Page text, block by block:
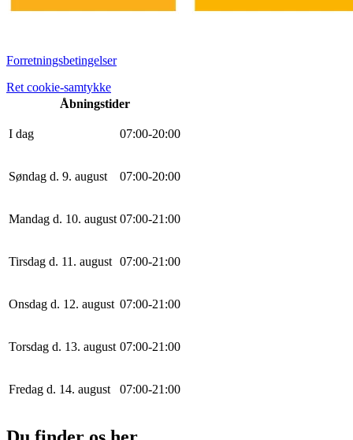
Forretningsbetingelser
Ret cookie-samtykke
Åbningstider
I dag 07:00-20:00
Søndag d. 9. august 07:00-20:00
Mandag d. 10. august 07:00-21 :00
Tirsdag d. 11. august 07:00-21 :00
Onsdag d. 12. august 07:00-21 :00
Torsdag d. 13. august 07:00-21 :00
Fredag d. 14. august 07:00-21 :00